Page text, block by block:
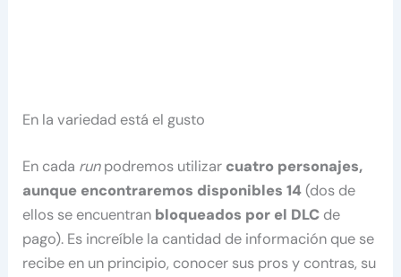
En la variedad está el gusto
En cada runpodremos utilizar cuatro personajes,
aunque encontraremos disponibles 14(dos de
ellos se encuentran bloqueados por el DLC de
pago). Es increíble la cantidad de información que se
recibe en un principio, conocer sus pros y contras, su